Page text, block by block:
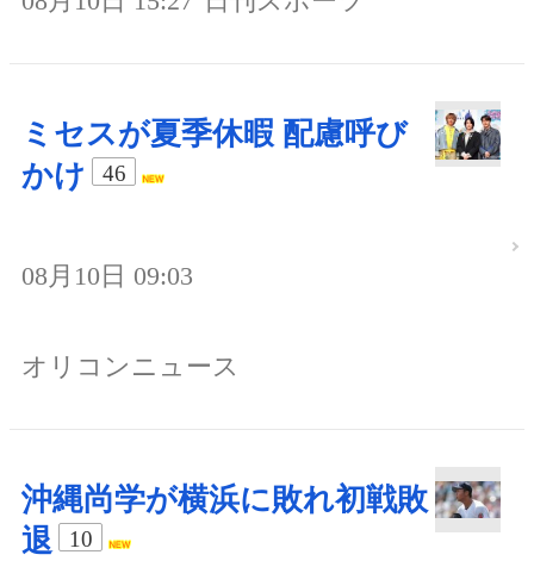
ミセスが夏季休暇 配慮呼び
かけ
46
08月10日 09:03
オリコンニュース
沖縄尚学が横浜に敗れ初戦敗
退
10